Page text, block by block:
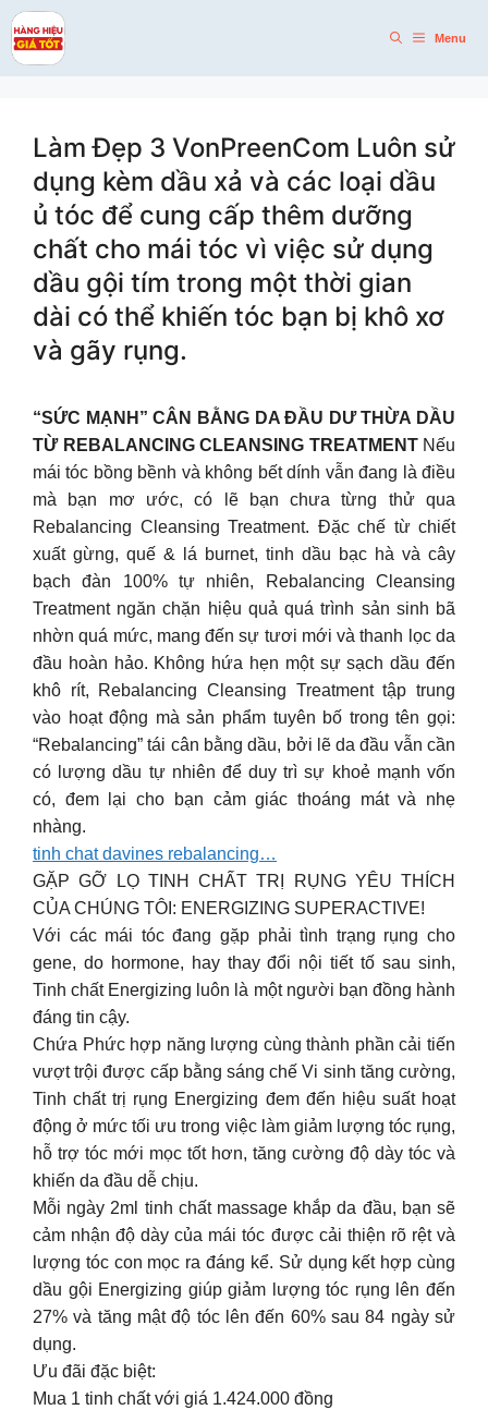
Skip
to
content
Menu
Làm Đẹp 3 VonPreenCom Luôn sử
dụng kèm dầu xả và các loại dầu
ủ tóc để cung cấp thêm dưỡng
chất cho mái tóc vì việc sử dụng
dầu gội tím trong một thời gian
dài có thể khiến tóc bạn bị khô xơ
và gãy rụng.
“SỨC MẠNH” CÂN BẰNG DA ĐẦU DƯ THỪA DẦU
TỪ REBALANCING CLEANSING TREATMENT Nếu
mái tóc bồng bềnh và không bết dính vẫn đang là điều
mà bạn mơ ước, có lẽ bạn chưa từng thử qua
Rebalancing Cleansing Treatment. Đặc chế từ chiết
xuất gừng, quế & lá burnet, tinh dầu bạc hà và cây
bạch đàn 100% tự nhiên, Rebalancing Cleansing
Treatment ngăn chặn hiệu quả quá trình sản sinh bã
nhờn quá mức, mang đến sự tươi mới và thanh lọc da
đầu hoàn hảo. Không hứa hẹn một sự sạch dầu đến
khô rít, Rebalancing Cleansing Treatment tập trung
vào hoạt động mà sản phẩm tuyên bố trong tên gọi:
“Rebalancing” tái cân bằng dầu, bởi lẽ da đầu vẫn cần
có lượng dầu tự nhiên để duy trì sự khoẻ mạnh vốn
có, đem lại cho bạn cảm giác thoáng mát và nhẹ
nhàng.
tinh chat davines rebalancing…
GẶP GỠ LỌ TINH CHẤT TRỊ RỤNG YÊU THÍCH
CỦA CHÚNG TÔI: ENERGIZING SUPERACTIVE!
Với các mái tóc đang gặp phải tình trạng rụng cho
gene, do hormone, hay thay đổi nội tiết tố sau sinh,
Tinh chất Energizing luôn là một người bạn đồng hành
đáng tin cậy.
Chứa Phức hợp năng lượng cùng thành phần cải tiến
vượt trội được cấp bằng sáng chế Vi sinh tăng cường,
Tinh chất trị rụng Energizing đem đến hiệu suất hoạt
động ở mức tối ưu trong việc làm giảm lượng tóc rụng,
hỗ trợ tóc mới mọc tốt hơn, tăng cường độ dày tóc và
khiến da đầu dễ chịu.
Mỗi ngày 2ml tinh chất massage khắp da đầu, bạn sẽ
cảm nhận độ dày của mái tóc được cải thiện rõ rệt và
lượng tóc con mọc ra đáng kể. Sử dụng kết hợp cùng
dầu gội Energizing giúp giảm lượng tóc rụng lên đến
27% và tăng mật độ tóc lên đến 60% sau 84 ngày sử
dụng.
Ưu đãi đặc biệt:
Mua 1 tinh chất với giá 1.424.000 đồng